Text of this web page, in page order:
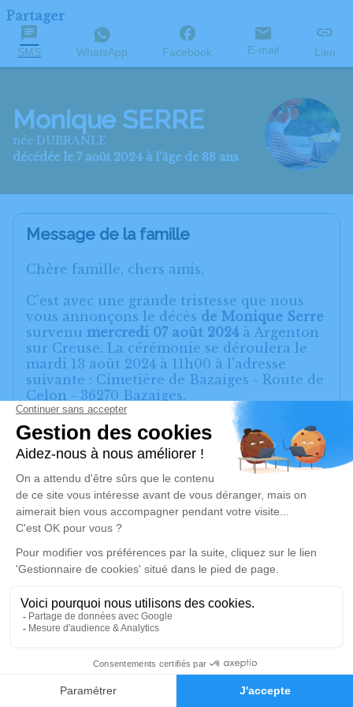
Faire-part Hommages
Partager
SMS WhatsApp Facebook E-mail Lien
Monique SERRE
née DUBRANLE
décédée le 7 août 2024 à l'âge de 88 ans
Message de la famille
Chère famille, chers amis,
C'est avec une grande tristesse que nous
vous annonçons le décès de Monique Serre
survenu mercredi 07 août 2024 à Argenton
sur Creuse. La cérémonie se déroulera le
mardi 13 août 2024 à 11h00 à l'adresse
suivante : Cimetière de Bazaiges - Route de
Celon - 36270 Bazaiges.
Cet espace privé est destiné à recueillir vos
condoléances ou le souvenir d’un moment
passé.
Je rends hommage
Cérémonie civile
mardi 13 août 2024 à 11h00
Route de Celon
36270 Bazaiges
Je rends hommage